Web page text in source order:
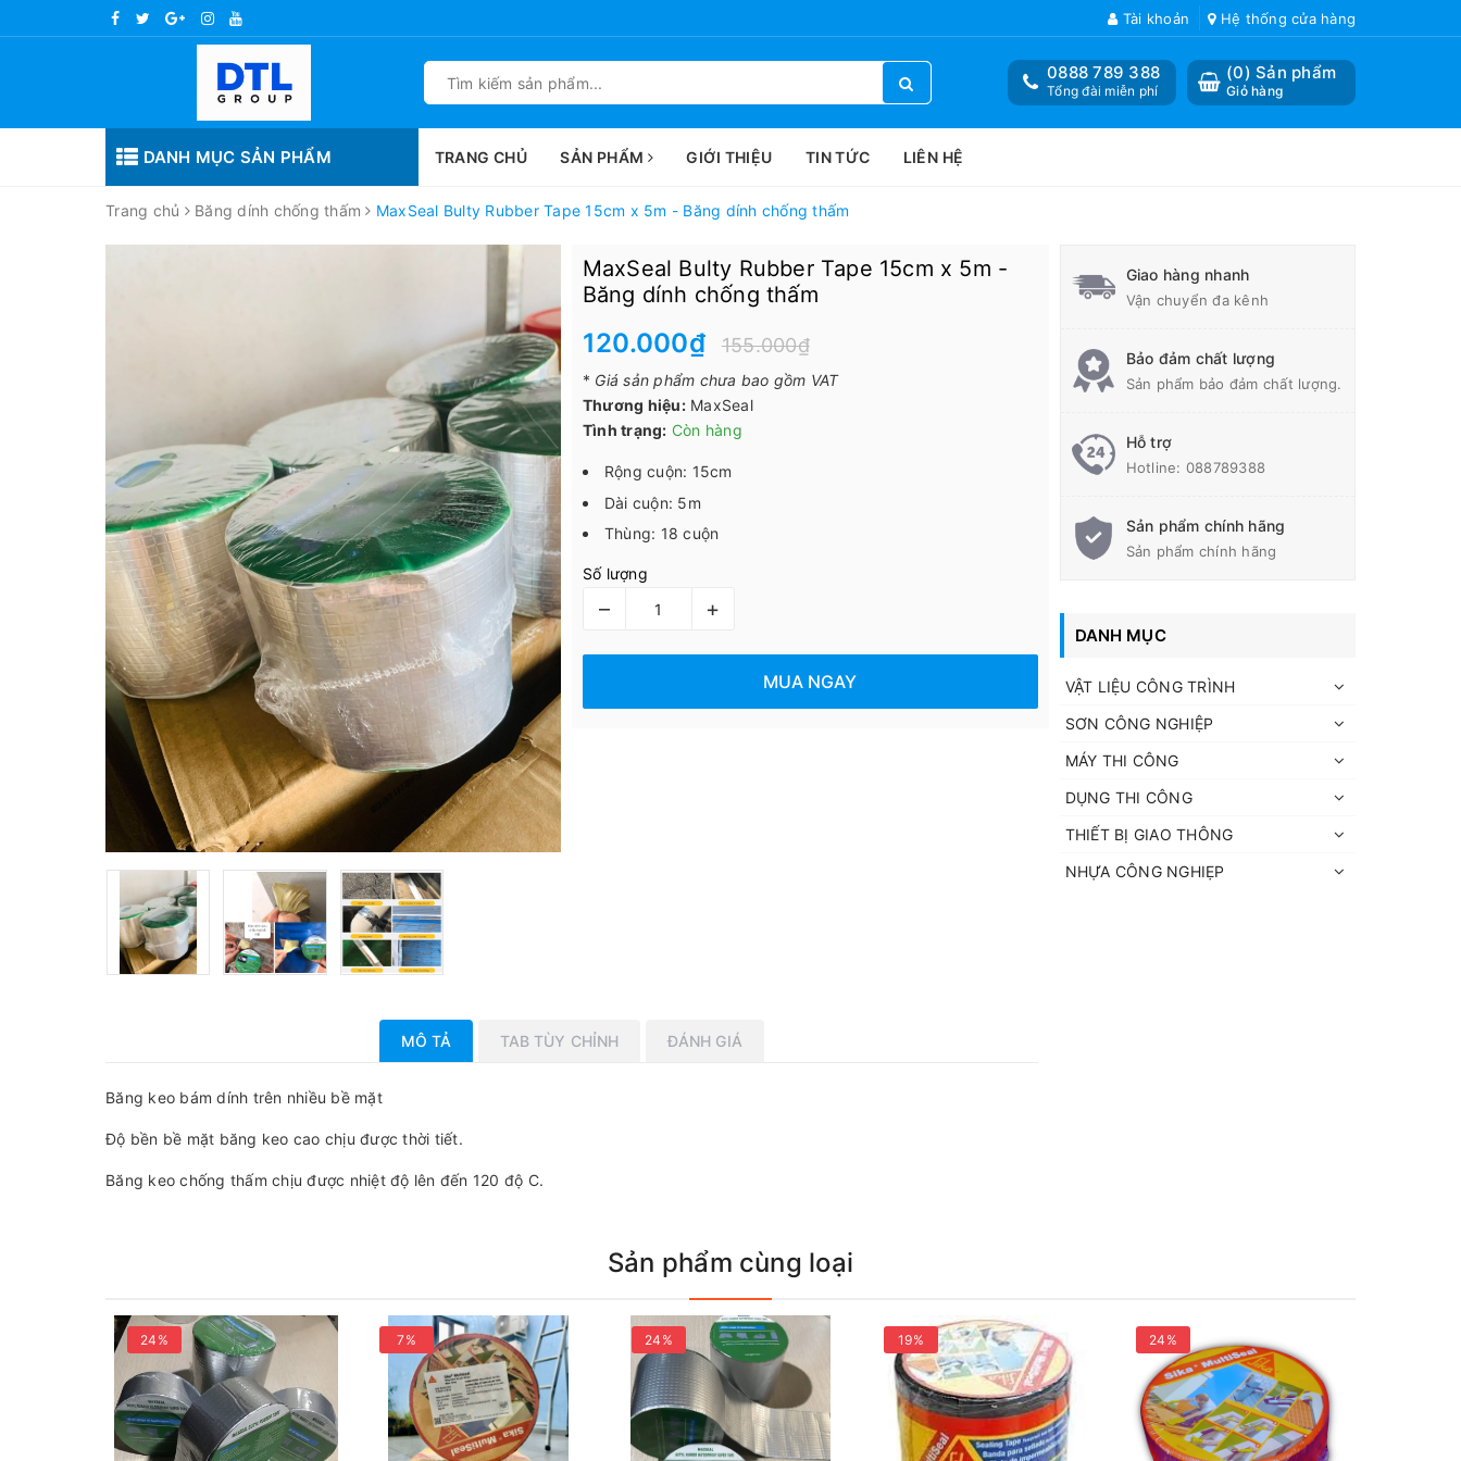
Tài khoản Hệ thống cửa hàng
(0) Sản phẩm
Giỏ hàng
0888 789 388
Tổng đài miễn phí
DANH MỤC SẢN PHẨM TRANG CHỦ SẢN PHẨM GIỚI THIỆU TIN TỨC LIÊN HỆ
Trang chủ Băng dính chống thấm MaxSeal Bulty Rubber Tape 15cm x 5m - Băng dính chống thấm
MaxSeal Bulty Rubber Tape 15cm x 5m -
Băng dính chống thấm
120.000₫ 155.000₫
* Giá sản phẩm chưa bao gồm VAT
Thương hiệu: MaxSeal
Tình trạng: Còn hàng
Rộng cuộn: 15cm
Dài cuộn: 5m
Thùng: 18 cuộn
Số lượng
– +
MUA NGAY
MÔ TẢ TAB TÙY CHỈNH ĐÁNH GIÁ
Băng keo bám dính trên nhiều bề mặt
Độ bền bề mặt băng keo cao chịu được thời tiết.
Băng keo chống thấm chịu được nhiệt độ lên đến 120 độ C.
Giao hàng nhanh
Vận chuyển đa kênh
Bảo đảm chất lượng
Sản phẩm bảo đảm chất lượng.
Hỗ trợ
Hotline: 088789388
Sản phẩm chính hãng
Sản phẩm chính hãng
DANH MỤC
VẬT LIỆU CÔNG TRÌNH
SƠN CÔNG NGHIỆP
MÁY THI CÔNG
DỤNG THI CÔNG
THIẾT BỊ GIAO THÔNG
NHỰA CÔNG NGHIẸP
Sản phẩm cùng loại
24% 7% 24% 19% 24%